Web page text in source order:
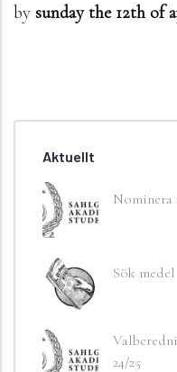
by sunday the 12th of
Aktuellt
Nominera
Sök
24/25